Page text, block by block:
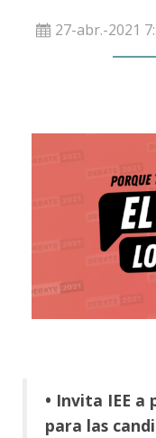
27-abr.-2021
• Invita IEE
para las